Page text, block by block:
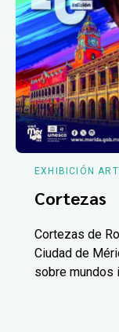
EXHIBICIÓN
Cortezas
Cortezas de
Ciudad de
sobre mundos